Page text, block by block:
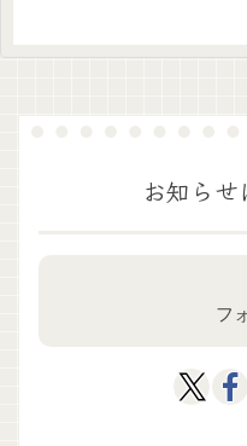
お知ら
フ